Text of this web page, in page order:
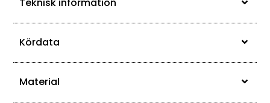
Teknisk information
Kördata
Material